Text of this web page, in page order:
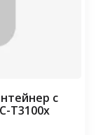
с
T3100x